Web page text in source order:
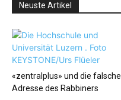
Neuste Artikel
«zentralplus» und die falsche
Adresse des Rabbiners